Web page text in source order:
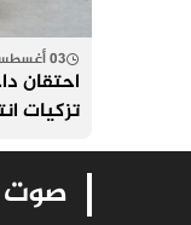
03 أغسطس 2026 - 15:24
احتقان
تزكيات
صوت